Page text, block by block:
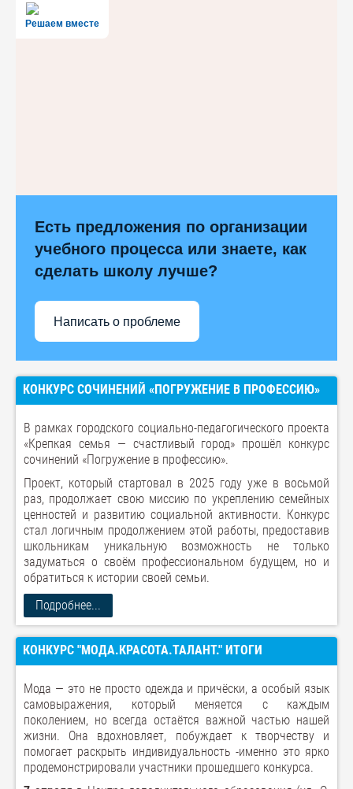
Решаем вместе
Есть предложения по организации
учебного процесса или знаете, как
сделать школу лучше?
Написать о проблеме
КОНКУРС СОЧИНЕНИЙ «ПОГРУЖЕНИЕ В ПРОФЕССИЮ»
В рамках городского социально-педагогического проекта
«Крепкая семья — счастливый город» прошёл конкурс
сочинений «Погружение в профессию».
Проект, который стартовал в 2025 году уже в восьмой
раз, продолжает свою миссию по укреплению семейных
ценностей и развитию социальной активности. Конкурс
стал логичным продолжением этой работы, предоставив
школьникам уникальную возможность не только
задуматься о своём профессиональном будущем, но и
обратиться к истории своей семьи.
Подробнее...
КОНКУРС "МОДА.КРАСОТА.ТАЛАНТ." ИТОГИ
Мода — это не просто одежда и причёски, а особый язык
самовыражения, который меняется с каждым
поколением, но всегда остаётся важной частью нашей
жизни. Она вдохновляет, побуждает к творчеству и
помогает раскрыть индивидуальность -именно это ярко
продемонстрировали участники прошедшего конкурса.